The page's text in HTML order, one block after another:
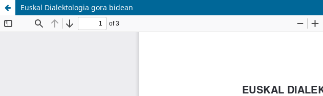
Euskal Dialektologia gora bidean